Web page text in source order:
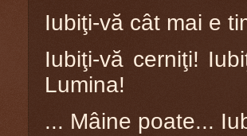
Iubiţi-vă cât mai e
Iubiţi-vă cerniţi!
Lumina!
... Mâine poate...